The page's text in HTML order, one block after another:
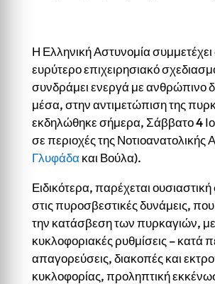
Η Ελληνική Αστυνομία συμμετέχει
ευρύτερο επιχειρησιακό
συνδράμει ενεργά με ανθρώπινο
μέσα, στην αντιμετώπιση της
εκδηλώθηκε σήμερα, Σάββατο 4
σε περιοχές της Νοτιοανατολικής
Γλυφάδακαι Βούλα).
Ειδικότερα, παρέχεται
στις πυροσβεστικές δυνάμεις,
την κατάσβεση των πυρκαγιών, με
κυκλοφοριακές ρυθμίσεις – κατά
απαγορεύσεις, διακοπές και
κυκλοφορίας, προληπτική